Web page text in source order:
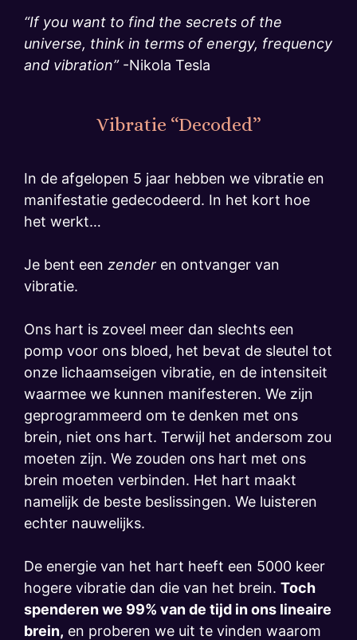
“If you want to find the secrets of the
universe, think in terms of energy, frequency
and vibration” -Nikola Tesla
Vibratie “Decoded”
In de afgelopen 5 jaar hebben we vibratie en
manifestatie gedecodeerd. In het kort hoe
het werkt…
Je bent een zender en ontvanger van
vibratie.
Ons hart is zoveel meer dan slechts een
pomp voor ons bloed, het bevat de sleutel tot
onze lichaamseigen vibratie, en de intensiteit
waarmee we kunnen manifesteren. We zijn
geprogrammeerd om te denken met ons
brein, niet ons hart. Terwijl het andersom zou
moeten zijn. We zouden ons hart met ons
brein moeten verbinden. Het hart maakt
namelijk de beste beslissingen. We luisteren
echter nauwelijks.
De energie van het hart heeft een 5000 keer
hogere vibratie dan die van het brein. Toch
spenderen we 99% van de tijd in ons lineaire
brein, en proberen we uit te vinden waarom